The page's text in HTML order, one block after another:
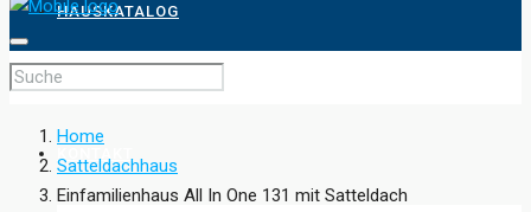
HAUSKATALOG
ANBIETER
Home
Satteldachhaus
Einfamilienhaus All In One 131 mit Satteldach